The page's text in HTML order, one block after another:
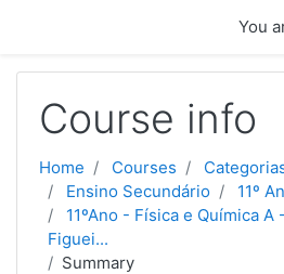
You
Course info
Home Courses
Ensino Secundário
11º
11ºAno - Física e Química A
Figuei...
Summary